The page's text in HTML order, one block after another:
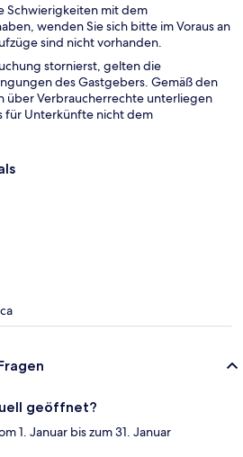
Schwierigkeiten mit dem
wenden Sie sich bitte im Voraus an
sind nicht vorhanden.
stornierst, gelten die
des Gastgebers. Gemäß den
über Verbraucherrechte unterliegen
für Unterkünfte nicht dem
geöffnet?
1. Januar bis zum 31. Januar